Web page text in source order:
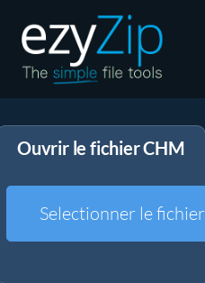
Décompresser
Autres outils
Ouvrir le fichier CHM
Selectionner le